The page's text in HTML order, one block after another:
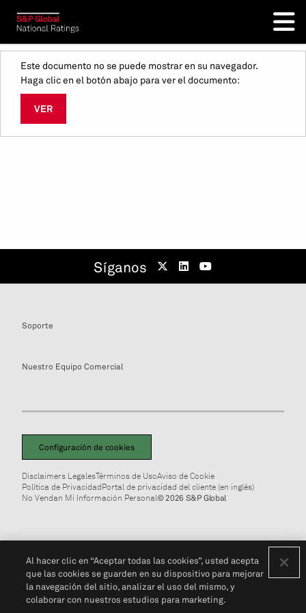
Este documento no se puede mostrar en su navegador.
Haga clic en el botón abajo para ver el documento:
VER
Síganos
Soporte
Nuestro Equipo Comercial
Configuración de cookies
Disclaimers LegalesTérminos de UsoAviso de Cookie
Política de PrivacidadPortal de privacidad del cliente (en inglés)
No Vendan Mi Información Personal© 2026 S&P Global
Al hacer clic en “Aceptar todas las cookies”, usted acepta
que las cookies se guarden en su dispositivo para mejorar
la navegación del sitio, analizar el uso del mismo, y
colaborar con nuestros estudios para marketing.